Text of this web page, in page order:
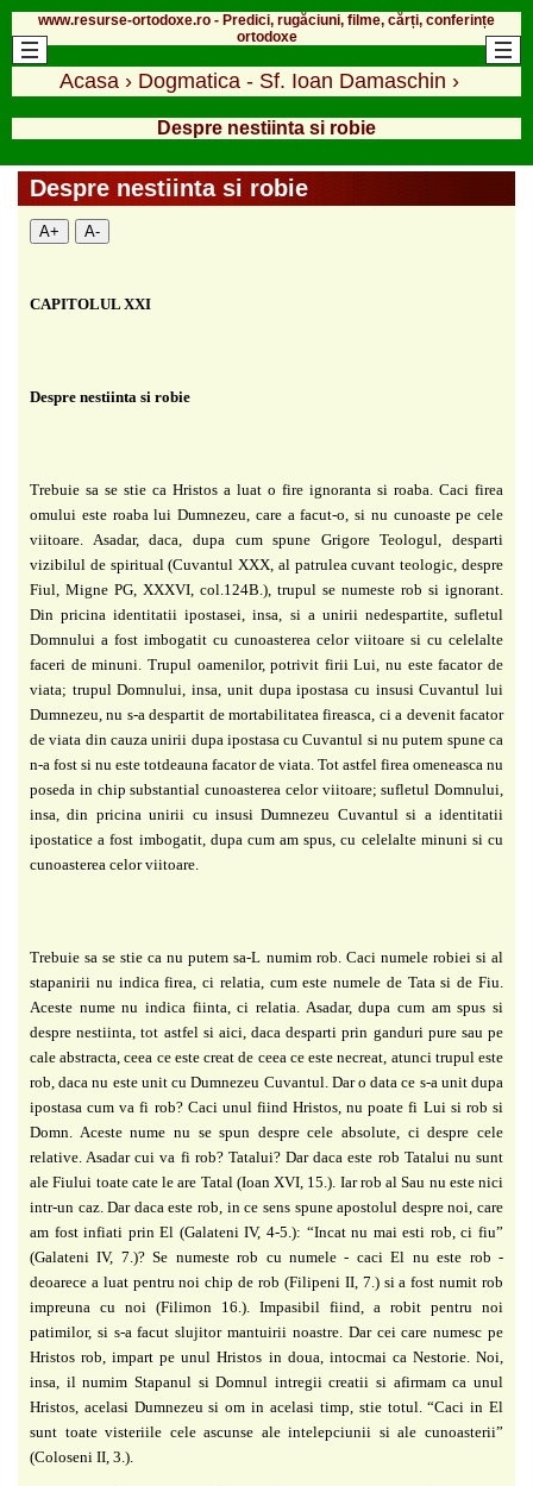
www.resurse-ortodoxe.ro - Predici, rugăciuni, filme, cărți, conferințe
ortodoxe
Acasa › Dogmatica - Sf. Ioan Damaschin ›
Despre nestiinta si robie
Despre nestiinta si robie
A+ A-
CAPITOLUL XXI
Despre nestiinta si robie
Trebuie sa se stie ca Hristos a luat o fire ignoranta si roaba. Caci firea
omului este roaba lui Dumnezeu, care a facut-o, si nu cunoaste pe cele
viitoare. Asadar, daca, dupa cum spune Grigore Teologul, desparti
vizibilul de spiritual (Cuvantul XXX, al patrulea cuvant teologic, despre
Fiul, Migne PG, XXXVI, col.124B.), trupul se numeste rob si ignorant.
Din pricina identitatiiipostasei, insa, si a unirii nedespartite, sufletul
Domnului a fost imbogatit cu cunoasterea celor viitoare si cu celelalte
faceri de minuni. Trupul oamenilor, potrivit firii Lui, nu este facator de
viata; trupul Domnului, insa, unit dupa ipostasa cu insusi Cuvantul lui
Dumnezeu, nu s-a despartit de mortabilitatea fireasca, ci a devenit facator
de viata din cauza unirii dupa ipostasa cu Cuvantul si nu putem spune ca
n-a fost si nu este totdeauna facator de viata. Tot astfel firea omeneasca nu
poseda in chip substantial cunoasterea celor viitoare; sufletul Domnului,
insa, din pricina unirii cu insusi Dumnezeu Cuvantul si a identitatii
ipostatice a fost imbogatit, dupa cum am spus, cu celelalte minuni si cu
cunoasterea celor viitoare.
Trebuie sa se stie ca nu putem sa-L numim rob. Caci numele robiei si al
stapanirii nu indica firea, ci relatia, cum este numele de Tata si de Fiu.
Aceste nume nu indica fiinta, ci relatia. Asadar, dupa cum am spus si
despre nestiinta, tot astfel si aici, daca desparti prin ganduri pure sau pe
cale abstracta, ceea ce este creat de ceea ce este necreat, atunci trupul este
rob, daca nu este unit cu Dumnezeu Cuvantul. Dar o data ce s-a unit dupa
ipostasa cum va fi rob? Caci unul fiind Hristos, nu poate fi Lui si rob si
Domn. Aceste nume nu se spun despre cele absolute, ci despre cele
relative. Asadar cui va fi rob? Tatalui? Dar daca este rob Tatalui nu sunt
aleFiului toate cate le are Tatal (Ioan XVI, 15.). Iar rob al Sau nu este nici
intr-un caz. Dar daca este rob, in ce sens spune apostolul despre noi, care
am fost infiati prinEl (Galateni IV, 4-5.): “Incat nu mai esti rob, ci fiu”
(Galateni IV, 7.)? Se numeste rob cu numele - caci El nu este rob -
deoarece a luat pentru noi chip de rob (Filipeni II, 7.) si a fost numit rob
impreuna cu noi (Filimon 16.). Impasibil fiind, a robit pentru noi
patimilor, si s-afacut slujitor mantuirii noastre. Dar cei care numesc pe
Hristos rob, impartpe unul Hristos in doua, intocmai ca Nestorie. Noi,
insa, il numim Stapanul si Domnul intregii creatii si afirmam ca unul
Hristos, acelasi Dumnezeu siom in acelasi timp, stie totul. “Caci in El
sunt toate visteriile cele ascunse ale intelepciunii si ale cunoasterii”
(Coloseni II, 3.).